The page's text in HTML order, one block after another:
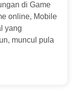
di Game
online, Mobile
yang
muncul pula